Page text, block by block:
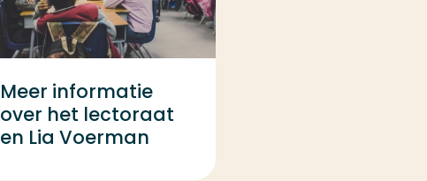
Meer informatie
over het lectoraat
en Lia Voerman